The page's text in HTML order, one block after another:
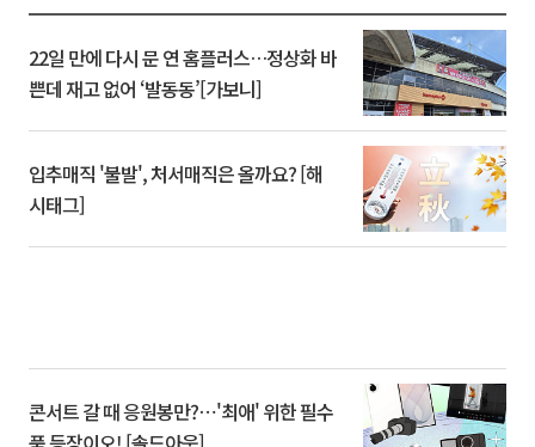
22일 만에 다시 문 연 홈플러스…정상화 바
쁜데 재고 없어 ‘발동동’[가보니]
입추매직 '불발', 처서매직은 올까요? [해
시태그]
콘서트 갈 때 응원봉만?⋯'최애' 위한 필수